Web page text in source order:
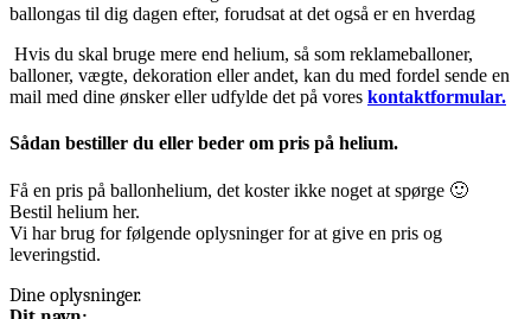
ballongas til dig dagen efter, forudsat at det også er en hverdag
Hvis du skal bruge mere end helium, så som reklameballoner,
balloner, vægte, dekoration eller andet, kan du med fordel sende en
mail med dine ønsker eller udfylde det på vores kontaktformular.
Sådan bestiller du eller beder om pris på helium.
Få en pris på ballonhelium, det koster ikke noget at spørge 🙂
Bestil helium her.
Vi har brug for følgende oplysninger for at give en pris og
leveringstid.
Dine oplysninger.